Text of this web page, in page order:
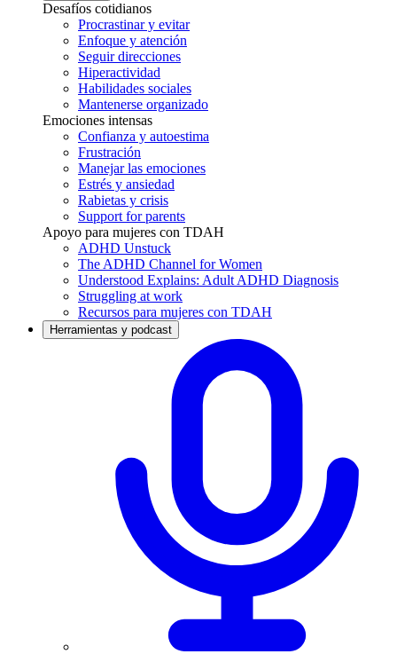
Desafíos cotidianos
Procrastinar y evitar
Enfoque y atención
Seguir direcciones
Hiperactividad
Habilidades sociales
Mantenerse organizado
Emociones intensas
Confianza y autoestima
Frustración
Manejar las emociones
Estrés y ansiedad
Rabietas y crisis
Support for parents
Apoyo para mujeres con TDAH
ADHD Unstuck
The ADHD Channel for Women
Understood Explains: Adult ADHD Diagnosis
Struggling at work
Recursos para mujeres con TDAH
Herramientas y podcast